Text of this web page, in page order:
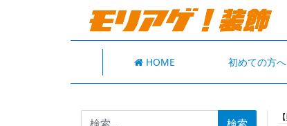
HOME 初めての方へ
検索: